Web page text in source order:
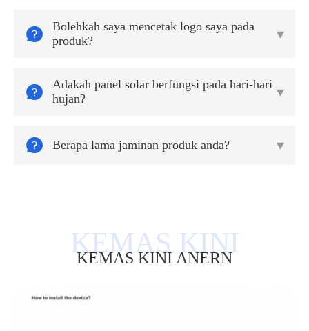

Bolehkah saya mencetak logo saya pada
produk?


Adakah panel solar berfungsi pada hari-hari
hujan?

 Berapa lama jaminan produk anda? 
KEMAS KINI ANERN